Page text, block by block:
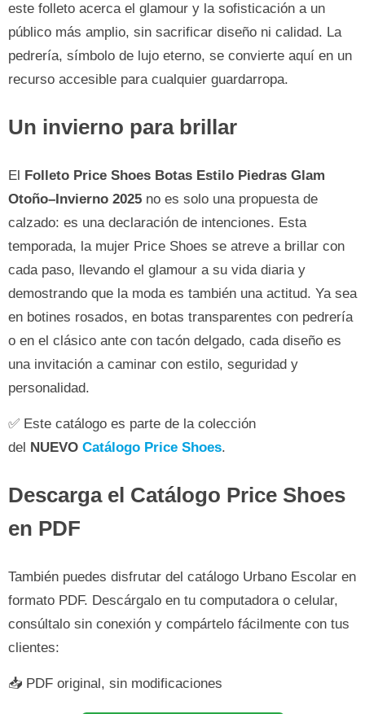
este folleto acerca el glamour y la sofisticación a un
público más amplio, sin sacrificar diseño ni calidad. La
pedrería, símbolo de lujo eterno, se convierte aquí en un
recurso accesible para cualquier guardarropa.
Un invierno para brillar
El Folleto Price Shoes Botas Estilo Piedras Glam
Otoño–Invierno 2025 no es solo una propuesta de
calzado: es una declaración de intenciones. Esta
temporada, la mujer Price Shoes se atreve a brillar con
cada paso, llevando el glamour a su vida diaria y
demostrando que la moda es también una actitud. Ya sea
en botines rosados, en botas transparentes con pedrería
o en el clásico ante con tacón delgado, cada diseño es
una invitación a caminar con estilo, seguridad y
personalidad.
✅ Este catálogo es parte de la colección
del NUEVO Catálogo Price Shoes.
Descarga el Catálogo Price Shoes
en PDF
También puedes disfrutar del catálogo Urbano Escolar en
formato PDF. Descárgalo en tu computadora o celular,
consúltalo sin conexión y compártelo fácilmente con tus
clientes:
📥 PDF original, sin modificaciones